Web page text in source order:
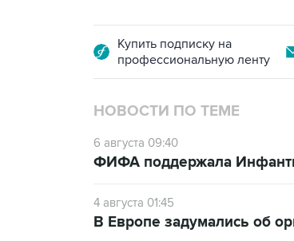
Купить подписку на
профессиональную ленту
НОВОСТИ ПО ТЕМЕ
6 августа 09:40
ФИФА поддержала
4 августа 01:45
В Европе задумались об